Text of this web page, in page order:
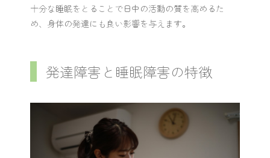
十分な睡眠をとることで日中の活動の質を高めるた
め、身体の発達にも良い影響を与えます。
発達障害と睡眠障害の特徴